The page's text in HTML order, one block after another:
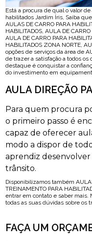
Está a procura de qual o valor
habilitados Jardim Íris, Saiba
AULAS DE CARRO PARA
HABILITADOS, AULA DE
AULA DE CARRO PARA
HABILITADOS ZONA NORTE,
opções de serviços da área de
de trazer a satisfação a todos
destaque é conquistar a
do investimento em
AULA DIREÇÃO
Para quem procura
o primeiro passo é
capaz de oferecer
modo a dispor de
aprendiz
trânsito.
Disponibilizamos também
TREINAMENTO PARA
entrar em contato e saber mais.
todas as suas dúvidas sobre os
FAÇA UM